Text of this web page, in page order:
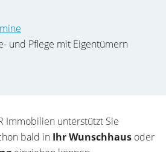
und Pflege mit Eigentümern
Immobilien unterstützt Sie
bald in Ihr Wunschhaus oder